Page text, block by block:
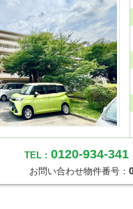
TEL : 0120-934-341
お問い合わせ物件番号：